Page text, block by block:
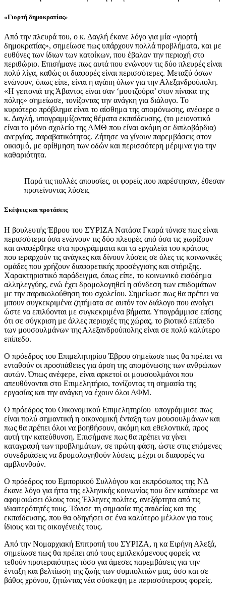
«Γιορτή δημοκρατίας»
Από την πλευρά του, ο κ. Δαγλή έκανε λόγο για μία «γιορτή
δημοκρατίας», σημείωσε πως υπάρχουν πολλά προβλήματα, και με
ευθύνες των ίδιων των κατοίκων, που έβαλαν την περιοχή στο
περιθώριο. Επισήμανε πως αυτά που ενώνουν τις δύο πλευρές είναι
πολύ λίγα, καθώς οι διαφορές είναι περισσότερες. Μεταξύ όσων
ενώνουν, όπως είπε, είναι η αγάπη όλων για την Αλεξανδρούπολη.
«Η γειτονιά της Άβαντος είναι σαν ‘μουτζούρα’ στον πίνακα της
πόλης» σημείωσε, τονίζοντας την ανάγκη για διάλογο. Το
κυριότερο πρόβλημα είναι το αίσθημα της απομόνωσης, ανέφερε ο
κ. Δαγλή, υπογραμμίζοντας θέματα εκπαίδευσης, (το μειονοτικό
είναι το μόνο σχολείο της ΑΜΘ που είναι ακόμη σε διπλοβάρδια)
ανεργίας, παραβατικότητας. Ζήτησε να γίνουν παρεμβάσεις στον
οικισμό, με αρίθμηση των οδών και περισσότερη μέριμνα για την
καθαριότητα.
Παρά τις πολλές απουσίες, οι φορείς που παρέστησαν,
προτείνοντας λύσεις
Σκέψεις και προτάσεις
Η βουλευτής Έβρου του ΣΥΡΙΖΑ Νατάσα Γκαρά τόνισε πως είναι
περισσότερα όσα ενώνουν τις δύο πλευρές από όσα τις χωρίζουν
και αναφέρθηκε στα προγράμματα και τα εργαλεία του κράτους
που ιεραρχούν τις ανάγκες και δίνουν λύσεις σε όλες τις κοινωνικές
ομάδες που χρήζουν διαφορετικής προσέγγισης και στήριξης.
Χαρακτηριστικό παράδειγμα, όπως είπε, το κοινωνικό εισόδημα
αλληλεγγύης, ενώ έχει δρομολογηθεί η σύνδεση των επιδομάτων
με την παρακολούθηση του σχολείου. Σημείωσε πως θα πρέπει να
μπουν συγκεκριμένα ζητήματα σε αυτόν τον διάλογο που ανοίγει
ώστε να επιλύονται με συγκεκριμένα βήματα. Υπογράμμισε επίσης
ότι σε σύγκριση με άλλες περιοχές της χώρας, το βιοτικό επίπεδο
των μουσουλμάνων της Αλεξανδρούπολης είναι σε πολύ καλύτερο
επίπεδο.
Ο πρόεδρος του Επιμελητηρίου Έβρου σημείωσε πως θα πρέπει να
ενταθούν οι προσπάθειες για άρση της απομόνωσης των ανθρώπων
αυτών. Όπως ανέφερε, είναι αρκετοί οι μουσουλμάνοι που
απευθύνονται στο Επιμελητήριο, τονίζοντας τη σημασία της
εργασίας και την ανάγκη να έχουν όλοι ΑΦΜ.
Ο πρόεδρος του Οικονομικού Επιμελητηρίου υπογράμμισε πως
είναι πολύ σημαντική η οικονομική ένταξη των μουσουλμάνων και
πως θα πρέπει όλοι να βοηθήσουν, ακόμη και εθελοντικά, προς
αυτή την κατεύθυνση. Επισήμανε πως θα πρέπει να γίνει
καταγραφή των προβλημάτων, σε πρώτη φάση, ώστε στις επόμενες
συνεδριάσεις να δρομολογηθούν λύσεις, μέχρι οι διαφορές να
αμβλυνθούν.
Ο πρόεδρος του Εμπορικού Συλλόγου και εκπρόσωπος της ΝΔ
έκανε λόγο για ήττα της ελληνικής κοινωνίας που δεν κατάφερε να
αφομοιώσει όλους τους Έλληνες πολίτες, ανεξάρτητα από τις
ιδιαιτερότητές τους. Τόνισε τη σημασία της παιδείας και της
εκπαίδευσης, που θα οδηγήσει σε ένα καλύτερο μέλλον για τους
ίδιους και τις οικογένειές τους.
Από την Νομαρχιακή Επιτροπή του ΣΥΡΙΖΑ, η κα Ειρήνη Αλεξά,
σημείωσε πως θα πρέπει από τους εμπλεκόμενους φορείς να
τεθούν προτεραιότητες τόσο για άμεσες παρεμβάσεις για την
ένταξη και βελτίωση της ζωής των συμπολιτών μας, όσο και σε
βάθος χρόνου, ζητώντας νέα σύσκεψη με περισσότερους φορείς.